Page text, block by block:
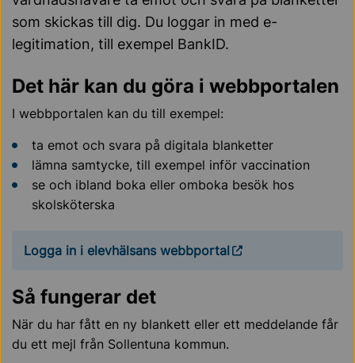
som skickas till dig. Du loggar in med e-
legitimation, till exempel BankID.
Det här kan du göra i webbportalen
I webbportalen kan du till exempel:
ta emot och svara på digitala blanketter
lämna samtycke, till exempel inför vaccination
se och ibland boka eller omboka besök hos
skolsköterska
Logga in i elevhälsans webbportal
Så fungerar det
När du har fått en ny blankett eller ett meddelande får
du ett mejl från Sollentuna kommun.